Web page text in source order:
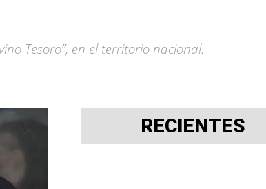
Tesoro”, en el territorio nacional.
RECIENTES